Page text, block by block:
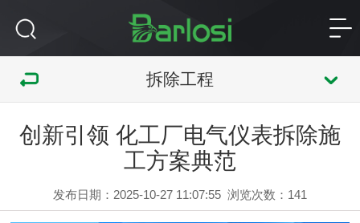
拆除工程
创新引领 化工厂电气仪表拆除施
工方案典范
发布日期：2025-10-27 11:07:55 浏览次数： 141